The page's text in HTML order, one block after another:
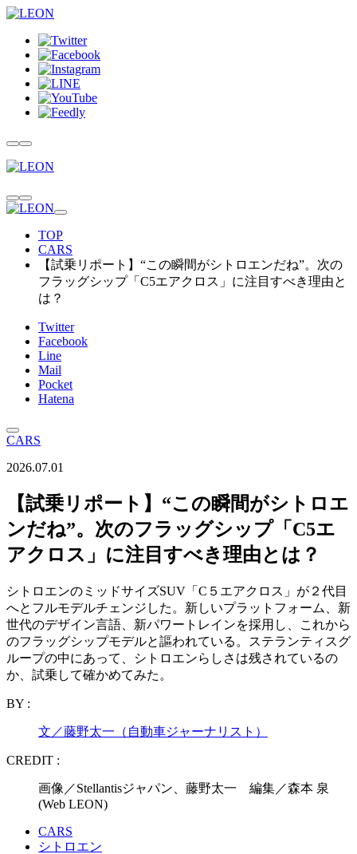
TOP
CARS
【試乗リポート】“この瞬間がシトロエンだね”。次の
フラッグシップ「C5エアクロス」に注目すべき理由と
は？
Twitter
Facebook
Line
Mail
Pocket
Hatena
CARS
2026.07.01
【試乗リポート】“この瞬間がシトロエ
ンだね”。次のフラッグシップ「C5エ
アクロス」に注目すべき理由とは？
シトロエンのミッドサイズSUV「C５エアクロス」が２代目
へとフルモデルチェンジした。新しいプラットフォーム、新
世代のデザイン言語、新パワートレインを採用し、これから
のフラッグシップモデルと謳われている。ステランティスグ
ループの中にあって、シトロエンらしさは残されているの
か、試乗して確かめてみた。
BY :
文／藤野太一（自動車ジャーナリスト）
CREDIT :
画像／Stellantisジャパン、藤野太一 編集／森本 泉
(Web LEON)
CARS
シトロエン